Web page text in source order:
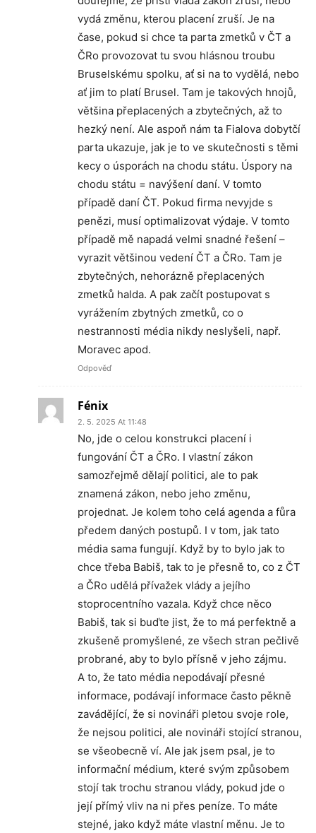
vydá změnu, kterou placení zruší. Je na
čase, pokud si chce ta parta zmetků v ČT a
ČRo provozovat tu svou hlásnou troubu
Bruselskému spolku, ať si na to vydělá, nebo
ať jim to platí Brusel. Tam je takových hnojů,
většina přeplacených a zbytečných, až to
hezký není. Ale aspoň nám ta Fialova dobytčí
parta ukazuje, jak je to ve skutečnosti s těmi
kecy o úsporách na chodu státu. Úspory na
chodu státu = navýšení daní. V tomto
případě daní ČT. Pokud firma nevyjde s
penězi, musí optimalizovat výdaje. V tomto
případě mě napadá velmi snadné řešení –
vyrazit většinou vedení ČT a ČRo. Tam je
zbytečných, nehorázně přeplacených
zmetků halda. A pak začít postupovat s
vyrážením zbytných zmetků, co o
nestrannosti média nikdy neslyšeli, např.
Moravec apod.
Odpověď
Fénix
2. 5. 2025 At 11:48
No, jde o celou konstrukci placení i
fungování ČT a ČRo. I vlastní zákon
samozřejmě dělají politici, ale to pak
znamená zákon, nebo jeho změnu,
projednat. Je kolem toho celá agenda a fůra
předem daných postupů. I v tom, jak tato
média sama fungují. Když by to bylo jak to
chce třeba Babiš, tak to je přesně to, co z ČT
a ČRo udělá přívažek vlády a jejího
stoprocentního vazala. Když chce něco
Babiš, tak si buďte jist, že to má perfektně a
zkušeně promyšlené, ze všech stran pečlivě
probrané, aby to bylo přísně v jeho zájmu.
A to, že tato média nepodávají přesné
informace, podávají informace často pěkně
zavádějící, že si novináři pletou svoje role,
že nejsou politici, ale novináři stojící stranou,
se všeobecně ví. Ale jak jsem psal, je to
informační médium, které svým způsobem
stojí tak trochu stranou vlády, pokud jde o
její přímý vliv na ni přes peníze. To máte
stejné, jako když máte vlastní měnu. Je to